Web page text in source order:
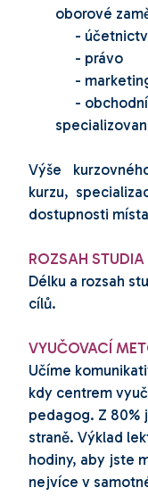
oborové
- účetnictví
- právo
-
- obchodní
Výše
kurzu,
dostupnosti
ROZSAH STUDIA
Délku a rozsah
cílů.
VYUČOVACÍ
Učíme
kdy centrem
pedagog. Z 80%
straně. Výklad
hodiny, aby jste
nejvíce v